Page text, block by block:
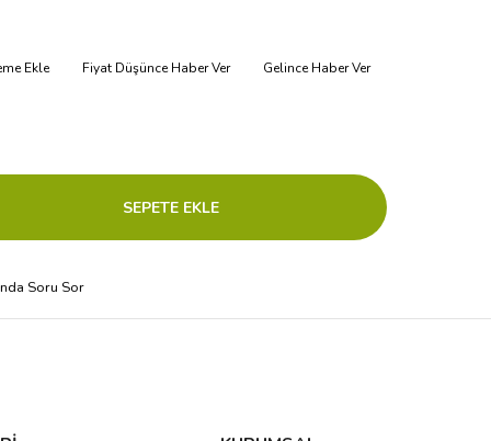
Ekle Fiyat Düşünce Haber Ver Gelince Haber Ver
Soru Sor